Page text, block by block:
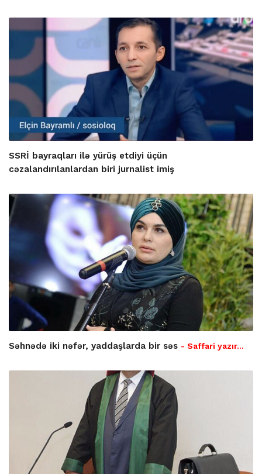
SSRİ bayraqları ilə yürüş etdiyi üçün
cəzalandırılanlardan biri jurnalist imiş
Səhnədə iki nəfər, yaddaşlarda bir səs - Saffari yazır…